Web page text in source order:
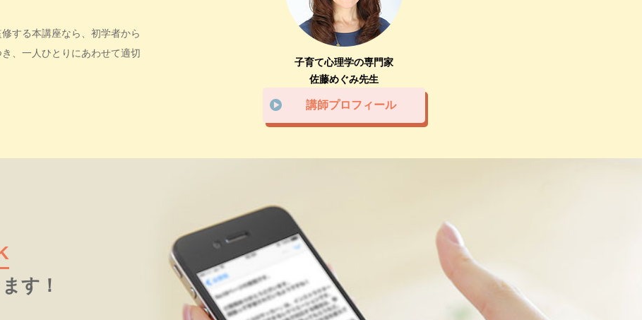
する本講座なら、初学者から
、一人ひとりにあわせて適切
子育て心理学の専門家
佐藤めぐみ先生
講師プロフィール
す！